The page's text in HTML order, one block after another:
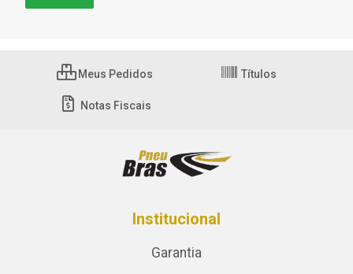
Meus Pedidos Títulos
Notas Fiscais
Institucional
Garantia